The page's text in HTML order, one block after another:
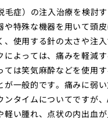
毛症）の注入治療を検討
や特殊な機器を用いて頭
、使用する針の太さや注
によっては、痛みを軽減
ては笑気麻酔などを使用
が一般的です。痛みに弱
ンタイムについてですが
軽い腫れ、点状の内出血